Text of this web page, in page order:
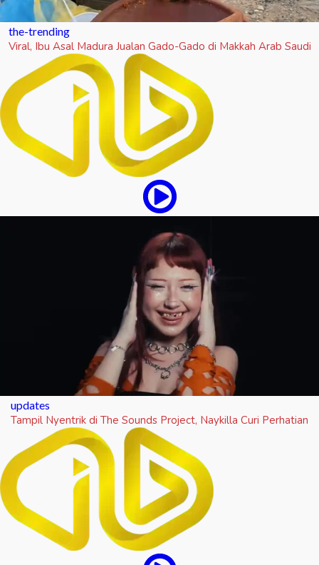
the-trending
Viral, Ibu Asal Madura Jualan Gado-Gado di Makkah Arab Saudi
updates
Tampil Nyentrik di The Sounds Project, Naykilla Curi Perhatian